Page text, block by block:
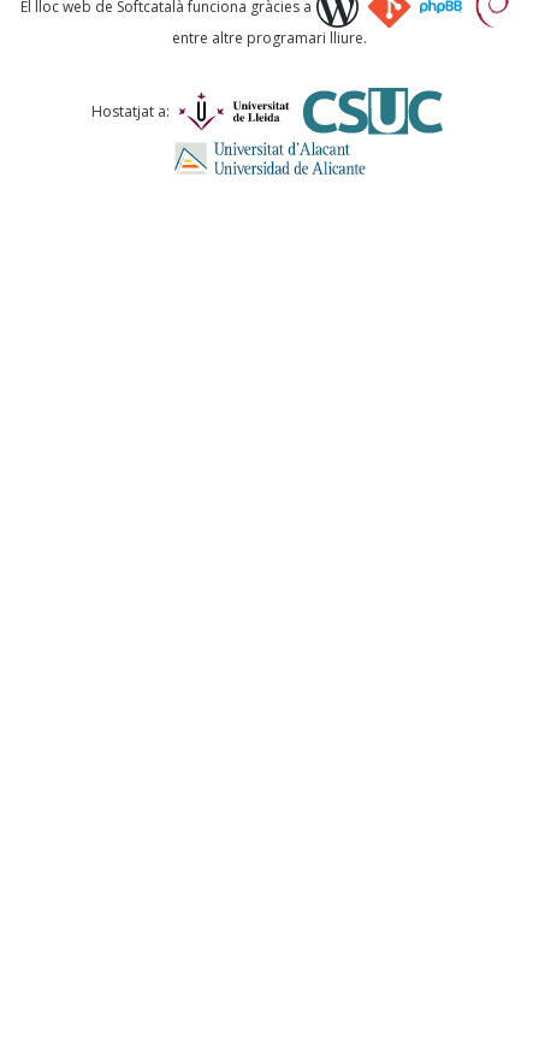
Comentari *
El lloc web de Softcatalà funciona gràcies a
entre altre programari lliure.
Hostatjat a: